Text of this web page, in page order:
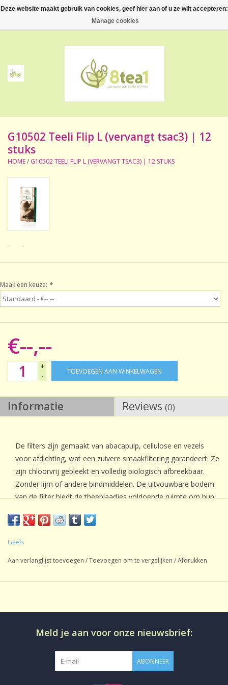
0 Artikelen - €--,--
Thee
Accessoires
NIEUW! Verpakte thee
BeppeDeli en 8tea1
Contact
Sale!
G10502 Teeli Flip L (vervangt tsac3) | 12
stuks
HOME/ G10502 TEELI FLIP L (VERVANGT TSAC3) | 12 STUKS
Maak een keuze: *
€--,--
+
-
TOEVOEGEN AAN WINKELWAGEN
Informatie Reviews (0)
De filters zijn gemaakt van abacapulp, cellulose en vezels
voor afdichting, wat een zuivere smaakfiltering garandeert. Ze
zijn chloorvrij gebleekt en volledig biologisch afbreekbaar.
Zonder lijm of andere bindmiddelen. De uitvouwbare bodem
van de filter biedt de theeblaadjes voldoende ruimte om hun
Nieuw!De verpakking is voorzien van een grote opening om
de filters gemakkelijk te kunnen pakken en is hersluitbaar. Het
biedt meer flexibiliteit bij de presentatie van producten.
Perfect voor liefhebbers van thee die kwaliteit en
Breedte: 79 mm
Geels
Aan verlanglijst toevoegen /Toevoegen om te vergelijken /Afdrukken
Meld je aan voor onze nieuwsbrief:
ABONNEER
Deze website maakt gebruik van cookies, geef hier aan of u ze wilt accepteren:
Manage cookies